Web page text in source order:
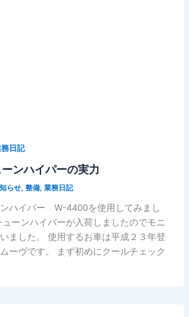
日記
ンハイパーの実力
らせ, 整備, 業務日記
ハイパー W-4400を使用してみまし
ーンハイバーが入荷しましたのでモニ
ました。 使用するお車は平成２３年登
ーヴです。 まず初めにクールチェック